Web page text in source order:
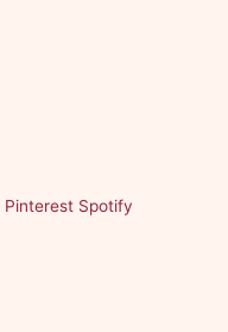
Pinterest Spotify